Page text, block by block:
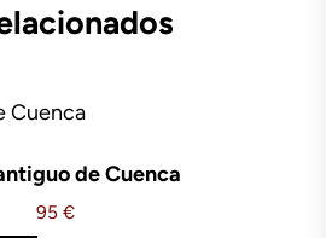
de Cuenca
95 €